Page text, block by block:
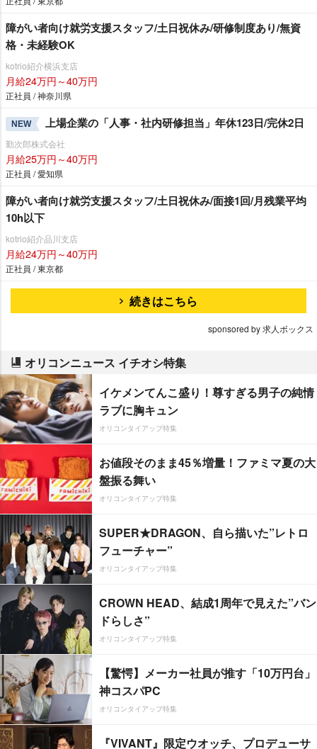
障がい者向け就労支援スタッフ/土日祝休み/研修制度あり/無資
格・未経験OK
kotrio紹介横浜支店
月給24万円～40万円
正社員 / 神奈川県
NEW 上場企業の「人事・社内研修担当」年休123日/完休2日
勤次郎株式会社
月給25万円～40万円
正社員 / 愛知県
障がい者向け就労支援スタッフ/土日祝休み/面接1回/月残業平均
10h以下
kotrio紹介品川支店
月給24万円～40万円
正社員 / 東京都
続きはこちら
sponsored by 求人ボックス
オリコンニュース イチオシ特集
イケメンてんこ盛り！尊すぎる男子の純情
ラブに胸キュン
オリコンタイアップ特集
お値段そのまま45％増量！ファミマ夏の大
盤振る舞い
オリコンタイアップ特集
SUPER★DRAGON、自ら描いた”レトロ
フューチャー”
オリコンタイアップ特集
CROWN HEAD、結成1周年で見えた”バン
ドらしさ”
オリコンタイアップ特集
【驚愕】メーカー社員が推す「10万円台」
神コスパPC
オリコンタイアップ特集
『VIVANT』限定ウオッチ、プロデューサ